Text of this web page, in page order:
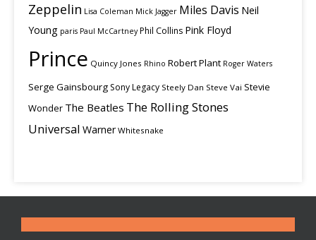
Zeppelin Lisa Coleman Mick Jagger Miles Davis Neil
Young paris Paul McCartney Phil Collins Pink Floyd
Prince Quincy Jones Rhino Robert Plant Roger Waters
Serge Gainsbourg Sony Legacy Steely Dan Steve Vai Stevie
Wonder The Beatles The Rolling Stones
Universal Warner Whitesnake